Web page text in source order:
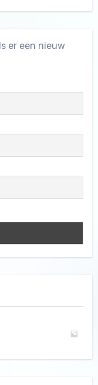
er een nieuw